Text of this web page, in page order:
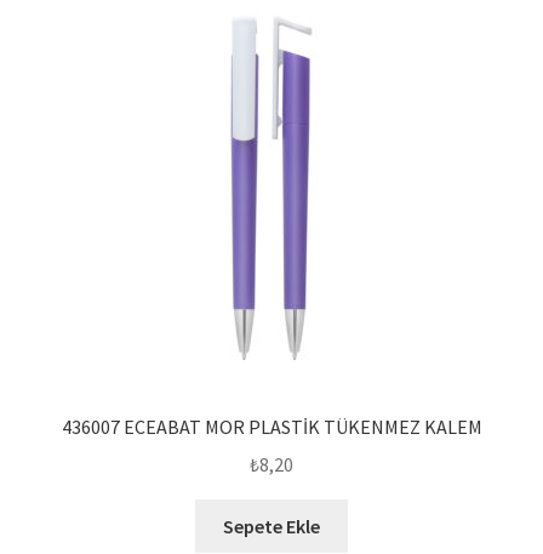
436007 ECEABAT MOR PLASTİK TÜKENMEZ KALEM
₺8,20
Sepete Ekle